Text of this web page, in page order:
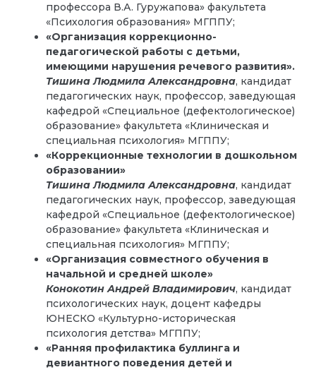
профессора В.А. Гуружапова» факультета
«Психология образования» МГППУ;
«Организация коррекционно-
педагогической работы с детьми,
имеющими нарушения речевого развития».
Тишина Людмила Александровна, кандидат
педагогических наук, профессор, заведующая
кафедрой «Специальное (дефектологическое)
образование» факультета «Клиническая и
специальная психология» МГППУ;
«Коррекционные технологии в дошкольном
образовании»
Тишина Людмила Александровна, кандидат
педагогических наук, профессор, заведующая
кафедрой «Специальное (дефектологическое)
образование» факультета «Клиническая и
специальная психология» МГППУ;
«Организация совместного обучения в
начальной и средней школе»
Конокотин Андрей Владимирович, кандидат
психологических наук, доцент кафедры
ЮНЕСКО «Культурно-историческая
психология детства» МГППУ;
«Ранняя профилактика буллинга и
девиантного поведения детей и